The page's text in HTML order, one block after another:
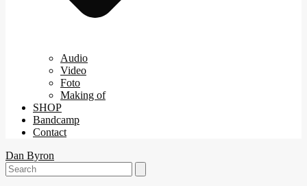
Audio
Video
Foto
Making of
SHOP
Bandcamp
Contact
Dan Byron
Search
for: